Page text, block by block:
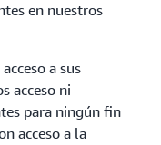
en nuestros
a sus
acceso ni
para ningún fin
acceso a la